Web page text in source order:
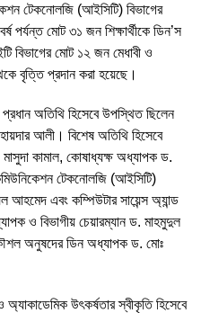
টেকনোলজি (আইসিটি) বিভাগের
পর্যন্ত মোট ৩১ জন শিক্ষার্থীকে ডিন’স
বিভাগের মোট ১২ জন মেধাবী ও
বৃত্তি প্রদান করা হয়েছে।
অতিথি হিসেবে উপস্থিত ছিলেন
আলী। বিশেষ অতিথি হিসেবে
কামাল, কোষাধ্যক্ষ অধ্যাপক ড.
টেকনোলজি (আইসিটি)
এবং কম্পিউটার সায়েন্স অ্যান্ড
ও বিভাগীয় চেয়ারম্যান ড. মাহমুদুল
অনুষদের ডিন অধ্যাপক ড. মোঃ
অ্যাকাডেমিক উৎকর্ষতার স্বীকৃতি হিসেবে